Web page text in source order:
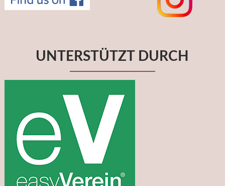
UNTERSTÜTZT DURCH